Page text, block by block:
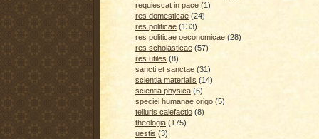
requiescat in pace (1)
res domesticae (24)
res politicae (133)
res politicae oeconomicae (28)
res scholasticae (57)
res utiles (8)
sancti et sanctae (31)
scientia materialis (14)
scientia physica (6)
speciei humanae origo (5)
telluris calefactio (8)
theologia (175)
uestis (3)